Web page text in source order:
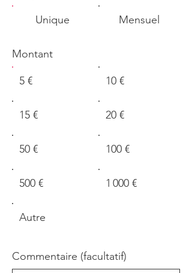
Unique Mensuel
Montant
5 € 10 €
15 € 20 €
50 € 100 €
500 € 1 000 €
Autre
Commentaire (facultatif)